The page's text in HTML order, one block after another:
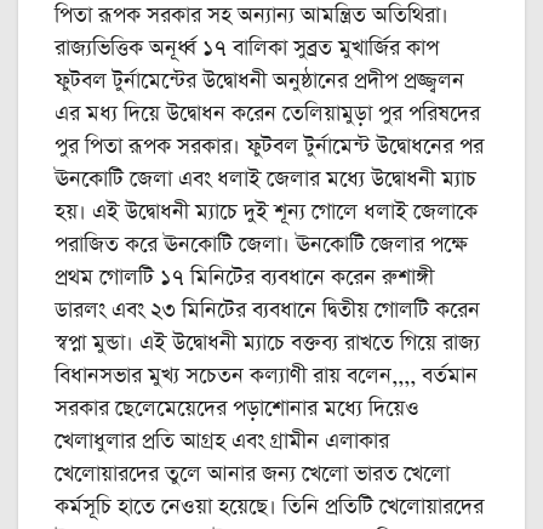
পিতা রূপক সরকার সহ অন্যান্য আমন্ত্রিত অতিথিরা।
রাজ্যভিত্তিক অনূর্ধ্ব ১৭ বালিকা সুব্রত মুখার্জির কাপ
ফুটবল টুর্নামেন্টের উদ্বোধনী অনুষ্ঠানের প্রদীপ প্রজ্জ্বলন
এর মধ্য দিয়ে উদ্বোধন করেন তেলিয়ামুড়া পুর পরিষদের
পুর পিতা রূপক সরকার। ফুটবল টুর্নামেন্ট উদ্বোধনের পর
ঊনকোটি জেলা এবং ধলাই জেলার মধ্যে উদ্বোধনী ম্যাচ
হয়। এই উদ্বোধনী ম্যাচে দুই শূন্য গোলে ধলাই জেলাকে
পরাজিত করে ঊনকোটি জেলা। ঊনকোটি জেলার পক্ষে
প্রথম গোলটি ১৭ মিনিটের ব্যবধানে করেন রুশাঙ্গী
ডারলং এবং ২৩ মিনিটের ব্যবধানে দ্বিতীয় গোলটি করেন
স্বপ্না মুন্ডা। এই উদ্বোধনী ম্যাচে বক্তব্য রাখতে গিয়ে রাজ্য
বিধানসভার মুখ্য সচেতন কল্যাণী রায় বলেন,,,, বর্তমান
সরকার ছেলেমেয়েদের পড়াশোনার মধ্যে দিয়েও
খেলাধুলার প্রতি আগ্রহ এবং গ্রামীন এলাকার
খেলোয়ারদের তুলে আনার জন্য খেলো ভারত খেলো
কর্মসূচি হাতে নেওয়া হয়েছে। তিনি প্রতিটি খেলোয়ারদের